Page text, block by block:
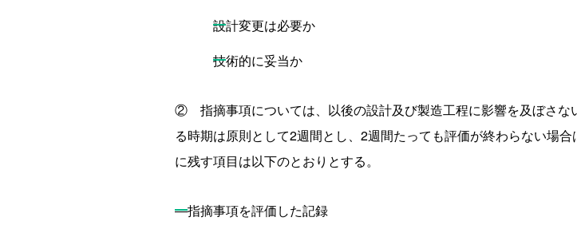
設計変更は必要か
技術的に妥当か
② 指摘事項については、以後の設計及び製造工程に影響を及ぼさな
る時期は原則として2週間とし、2週間たっても評価が終わらない場
に残す項目は以下のとおりとする。
―指摘事項を評価した記録